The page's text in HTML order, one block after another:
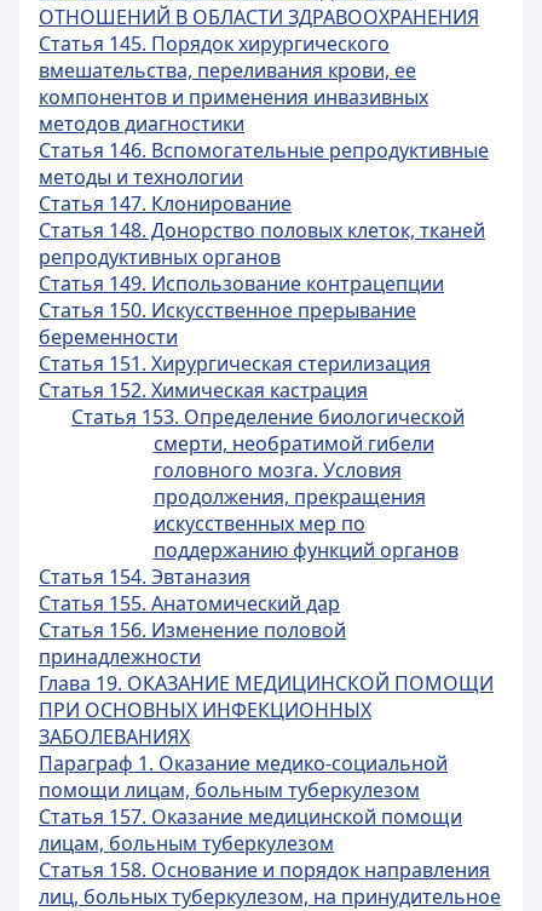
ОТНОШЕНИЙ В ОБЛАСТИ ЗДРАВООХРАНЕНИЯ
Статья 145. Порядок хирургического
вмешательства, переливания крови, ее
компонентов и применения инвазивных
методов диагностики
Статья 146. Вспомогательные репродуктивные
методы и технологии
Статья 147. Клонирование
Статья 148. Донорство половых клеток, тканей
репродуктивных органов
Статья 149. Использование контрацепции
Статья 150. Искусственное прерывание
беременности
Статья 151. Хирургическая стерилизация
Статья 152. Химическая кастрация
Статья 153. Определение биологической
смерти, необратимой гибели
головного мозга. Условия
продолжения, прекращения
искусственных мер по
поддержанию функций органов
Статья 154. Эвтаназия
Статья 155. Анатомический дар
Статья 156. Изменение половой
принадлежности
Глава 19. ОКАЗАНИЕ МЕДИЦИНСКОЙ ПОМОЩИ
ПРИ ОСНОВНЫХ ИНФЕКЦИОННЫХ
ЗАБОЛЕВАНИЯХ
Параграф 1. Оказание медико-социальной
помощи лицам, больным туберкулезом
Статья 157. Оказание медицинской помощи
лицам, больным туберкулезом
Статья 158. Основание и порядок направления
лиц, больных туберкулезом, на принудительное